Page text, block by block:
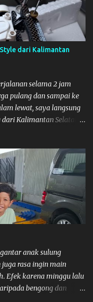
dari Kalimantan
selama 2 jam
pulang dan sampai ke
lewat, saya langsung
Kalimantan Selatan.
anak sulung
rasa ingin main
Efek karena minggu lalu
bengong dan